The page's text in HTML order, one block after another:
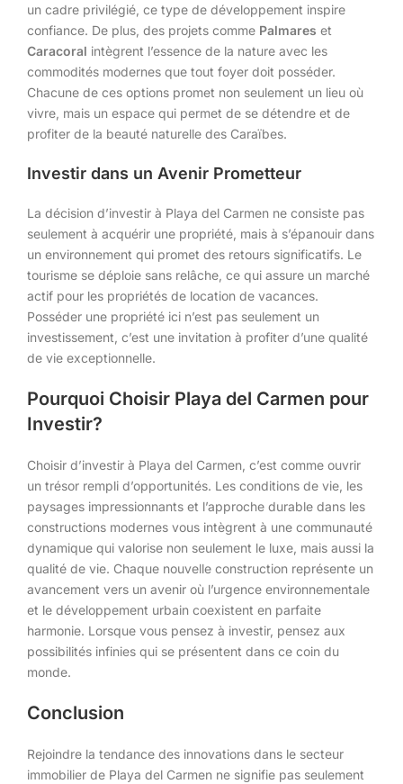
un cadre privilégié, ce type de développement inspire
confiance. De plus, des projets comme Palmares et
Caracoral intègrent l’essence de la nature avec les
commodités modernes que tout foyer doit posséder.
Chacune de ces options promet non seulement un lieu où
vivre, mais un espace qui permet de se détendre et de
profiter de la beauté naturelle des Caraïbes.
Investir dans un Avenir Prometteur
La décision d’investir à Playa del Carmen ne consiste pas
seulement à acquérir une propriété, mais à s’épanouir dans
un environnement qui promet des retours significatifs. Le
tourisme se déploie sans relâche, ce qui assure un marché
actif pour les propriétés de location de vacances.
Posséder une propriété ici n’est pas seulement un
investissement, c’est une invitation à profiter d’une qualité
de vie exceptionnelle.
Pourquoi Choisir Playa del Carmen pour
Investir?
Choisir d’investir à Playa del Carmen, c’est comme ouvrir
un trésor rempli d’opportunités. Les conditions de vie, les
paysages impressionnants et l’approche durable dans les
constructions modernes vous intègrent à une communauté
dynamique qui valorise non seulement le luxe, mais aussi la
qualité de vie. Chaque nouvelle construction représente un
avancement vers un avenir où l’urgence environnementale
et le développement urbain coexistent en parfaite
harmonie. Lorsque vous pensez à investir, pensez aux
possibilités infinies qui se présentent dans ce coin du
monde.
Conclusion
Rejoindre la tendance des innovations dans le secteur
immobilier de Playa del Carmen ne signifie pas seulement